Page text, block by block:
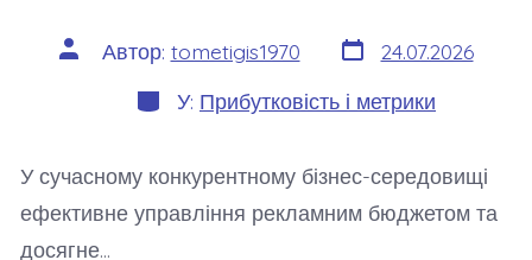
Автор
запису
Автор: tometigis1970 Дата
запису
24.07.2026
Категорії
У: Прибутковість і метрики
У сучасному конкурентному бізнес-середовищі
ефективне управління рекламним бюджетом та
досягне…